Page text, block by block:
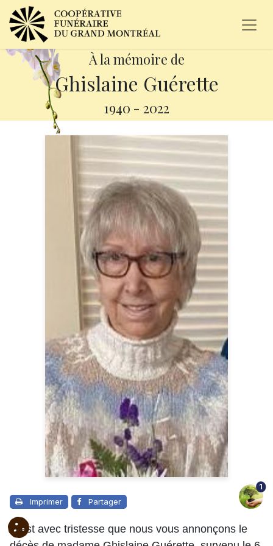
À la mémoire de
Ghislaine Guérette
1940 - 2022
Imprimer Partager
1
C’est avec tristesse que nous vous annonçons le